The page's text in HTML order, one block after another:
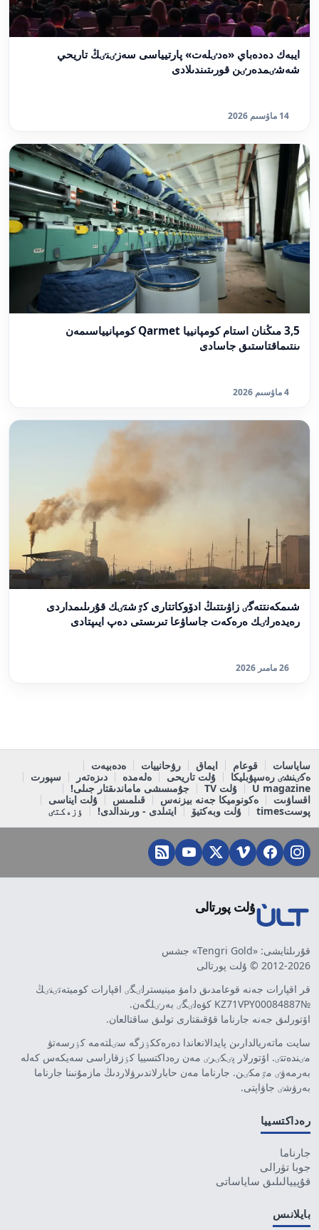
ايبەك دەدەباي «ەدٸلەت» پارتيياسى سەزٸنٸڭ تاريحي
شەشٸمدەرٸن قورىتىندىلادى
14 ماۋسىم 2026
3,5 مىڭنان استام كومپانييا Qarmet كومپانيياسىمەن
ىنتىماقتاستىق جاسادى
4 ماۋسىم 2026
شىمكەنتتەگٸ زاۋىتتىڭ ادۆوكاتتارى كٷشتٸك قۇرىلىمداردى
رەيدەرلٸك ەرەكەت جاساۋعا تىرىستى دەپ ايىپتادى
26 مامىر 2026
ساياسات قوعام ايماق رۋحانييات
ەدەبيەت
ەكٸنشٸ رەسپۋبليكا
ۇلت تاريحى ەلەمدە دىزەتەر
سپورت
U magazine
ۇلت TV
جۇمىسشى ماماندىقتار جىلى!
اقساۋىت
ەكونوميكا جەنە بيزنەس قىلمىس
ۇلت ايناسى
پوستtimes
ۇلت وبەكتيۆ ايتىلدى - ورىندالدى! ٶزەكتٸ
ۇلت پورتالى
قۇرىلتايشى: «Tengri Gold» جشس
2012-2026 © ۇلت پورتالى
قر اقپارات جەنە قوعامدىق دامۋ مينيسترلٸگٸ اقپارات كوميتەتٸنٸڭ
№KZ71VPY00084887 كۋەلٸگٸ بەرٸلگەن.
اۆتورلىق جەنە جارناما قۇقىقتارى تولىق ساقتالعان.
سايت ماتەريالدارىن پايدالانعاندا دەرەككٶزگە سٸلتەمە كٶرسەتۋ
مٸندەتتٸ. اۆتورلار پٸكٸرٸ مەن رەداكتسييا كٶزقاراسى سەيكەس كەلە
بەرمەۋٸ مٷمكٸن. جارناما مەن حابارلاندىرۋلاردىڭ مازمۇنىنا جارناما
بەرۋشٸ جاۋاپتى.
رەداكتسييا
جارناما
جوبا تۋرالى
قۇپييالىلىق ساياساتى
بايلانىس